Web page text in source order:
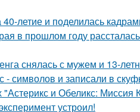
летие и поделилась
в прошлом году
снялась с мужем и 13-
- символов и записали в
и Обеликс: Миссия
устроил!